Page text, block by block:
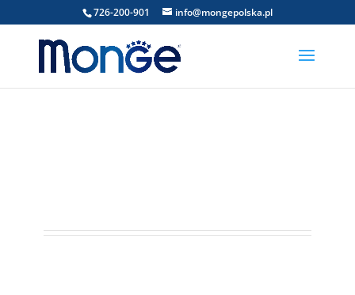
726-200-901 info@mongepolska.pl